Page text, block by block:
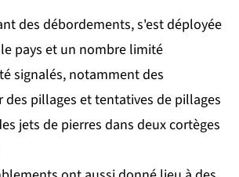
des débordements, s'est déployée
pays et un nombre limité
signalés, notamment des
pillages et tentatives de pillages
jets de pierres dans deux cortèges